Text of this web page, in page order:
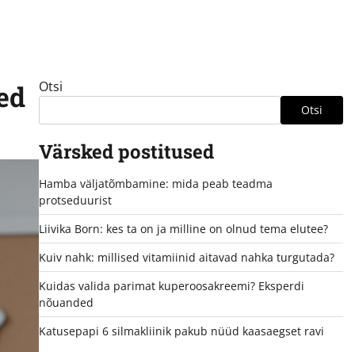
Otsi
Otsi
Värsked postitused
Hamba väljatõmbamine: mida peab teadma
protseduurist
Liivika Born: kes ta on ja milline on olnud tema elutee?
Kuiv nahk: millised vitamiinid aitavad nahka turgutada?
Kuidas valida parimat kuperoosakreemi? Eksperdi
nõuanded
Katusepapi 6 silmakliinik pakub nüüd kaasaegset ravi